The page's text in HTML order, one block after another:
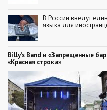
В России введут
языка для
Billy’s Band и «Запрещенные
«Красная строка»